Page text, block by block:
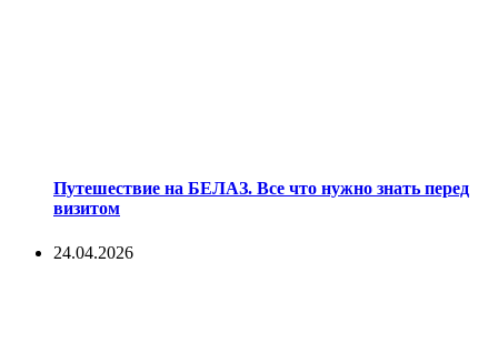
Путешествие на БЕЛАЗ. Все что нужно знать перед
визитом
24.04.2026